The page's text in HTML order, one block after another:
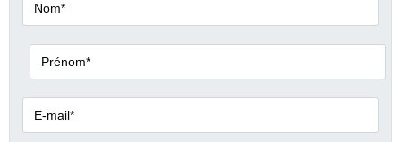
Nom*
Prénom*
E-
mail*